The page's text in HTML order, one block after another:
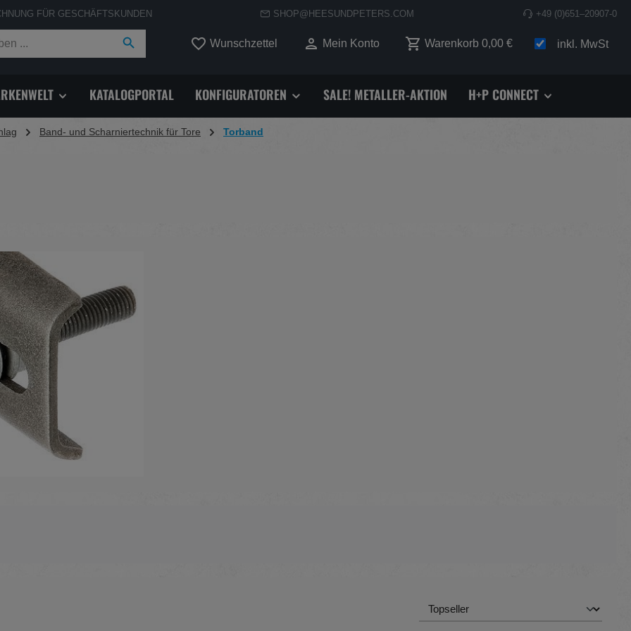
FÜR GESCHÄFTSKUNDEN SHOP@HEESUNDPETERS.COM +49 (0)651–20907-0
Wunschzettel Du hast 0 Produkte auf dem Merkzettel
Mein Konto Warenkorb 0,00 € inkl. MwSt
KATALOGPORTAL KONFIGURATOREN SALE! METALLER-AKTION H+P CONNECT
Band- und Scharniertechnik für Tore Torband